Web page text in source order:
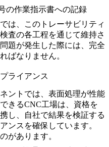
の作業指示書への記録
は、このトレーサビリティ
査の各工程を通じて維持さ
題が発生した際には、完全
ばなりません。
ライアンス
ントでは、表面処理が性能
きるCNC工場は、資格を
し、自社で結果を検証する
ンスを確保しています。
があります。